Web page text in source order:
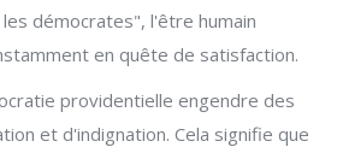
démocrates", l'être humain
en quête de satisfaction.
providentielle engendre des
et d'indignation. Cela signifie que